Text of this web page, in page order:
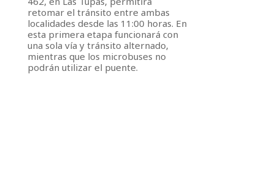
retomar el tránsito entre ambas
localidades desde las 11:00 horas. En
esta primera etapa funcionará con
una sola vía y tránsito alternado,
mientras que los microbuses no
podrán utilizar el puente.